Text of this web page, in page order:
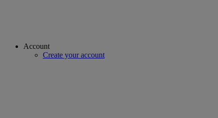
Account
Create your account